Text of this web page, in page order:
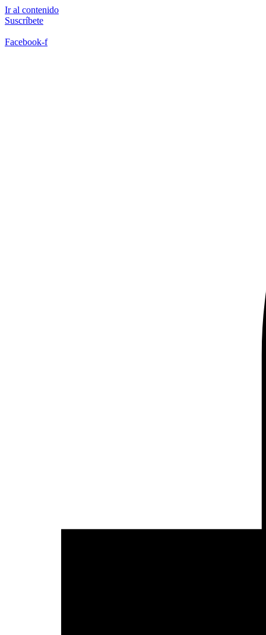
Ir al contenido
Suscríbete
Facebook-f